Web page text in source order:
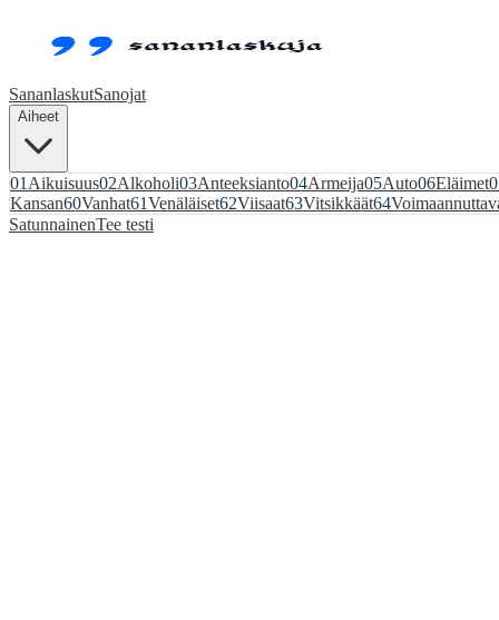
SananlaskutSanojat
Aiheet
01 Aikuisuus02Alkoholi03Anteeksianto04Armeija05Auto06Eläimet
Kansan60Vanhat61Venäläiset62Viisaat63Vitsikkäät64
SatunnainenTee testi